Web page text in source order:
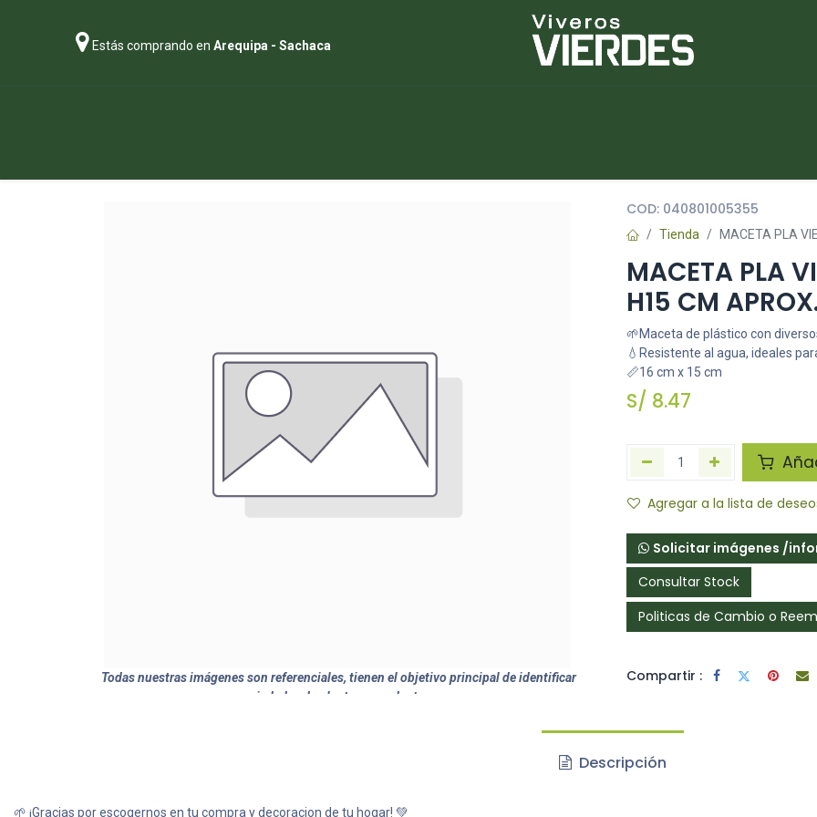
Estás comprando en Arequipa - Sachaca
Todas nuestras imágenes son referenciales, tienen el objetivo principal de identificar
variedades de plantas y productos.
COD: 040801005355
Tienda MACETA PLA
MACETA PLA
H15 CM
🌱Maceta de plástico con
💧Resistente al agua, ideales
📏16 cm x 15 cm
S/ 8.47
Agregar a la lista de
Solicitar imágenes /
Consultar Stock
Politicas de Cambio o
Compartir :
Descripción
🌱 ¡Gracias por escogernos en tu compra y decoracion de tu hogar! 💚